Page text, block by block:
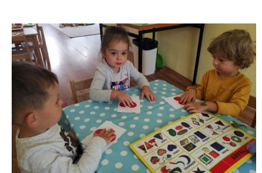
2% Z DANE
RADA ŠKOLY
GDPR
REGISTRATÚRNY PLÁN MŠ